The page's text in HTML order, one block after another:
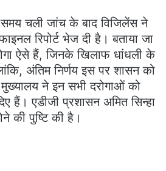
चली जांच के बाद विजिलेंस ने
रिपोर्ट भेज दी है। बताया जा
ऐसे हैं, जिनके खिलाफ धांधली के
अंतिम निर्णय इस पर शासन को
ने इन सभी दरोगाओं को
हैं। एडीजी प्रशासन अमित सिन्हा
की पुष्टि की है।